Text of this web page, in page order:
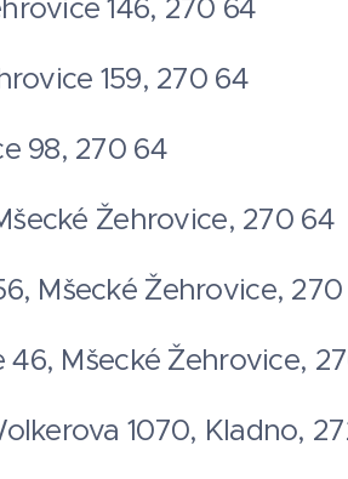
146, 270 64
159, 270 64
98, 270 64
Žehrovice, 270 64
Mšecké Žehrovice,
Mšecké Žehrovice,
1070, Kladno,